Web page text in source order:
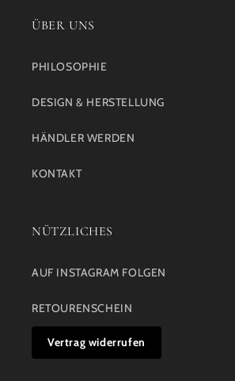
ÜBER UNS
PHILOSOPHIE
DESIGN & HERSTELLUNG
HÄNDLER WERDEN
KONTAKT
NÜTZLICHES
AUF INSTAGRAM FOLGEN
RETOURENSCHEIN
Vertrag widerrufen